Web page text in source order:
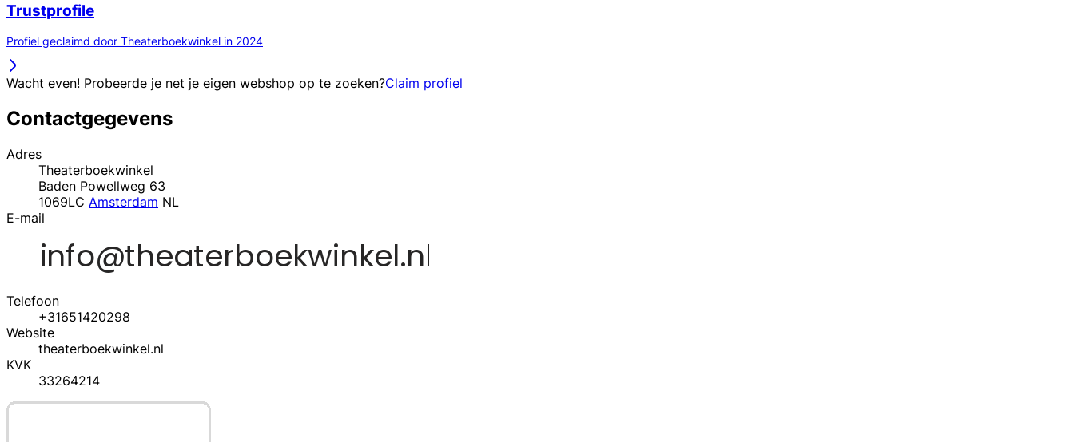
Trustprofile
Profiel geclaimd door Theaterboekwinkel in 2024
Wacht even! Probeerde je net je eigen webshop op te zoeken?Claim profiel
Contactgegevens
Adres
Theaterboekwinkel
Baden Powellweg 63
1069LC Amsterdam NL
E-mail
Telefoon
+31651420298
Website
theaterboekwinkel.nl
KVK
33264214